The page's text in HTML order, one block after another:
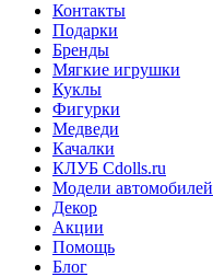
Контакты
Подарки
Бренды
Мягкие игрушки
Куклы
Фигурки
Медведи
Качалки
КЛУБ Cdolls.ru
Модели автомобилей
Декор
Акции
Помощь
Блог